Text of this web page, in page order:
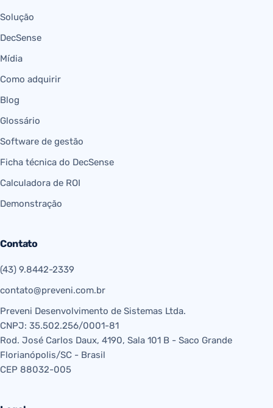
Solução
DecSense
Mídia
Como adquirir
Blog
Glossário
Software de gestão
Ficha técnica do DecSense
Calculadora de ROI
Demonstração
Contato
(43) 9.8442-2339
contato@preveni.com.br
Preveni Desenvolvimento de Sistemas Ltda.
CNPJ: 35.502.256/0001-81
Rod. José Carlos Daux, 4190, Sala 101 B - Saco Grande
Florianópolis/SC - Brasil
CEP 88032-005